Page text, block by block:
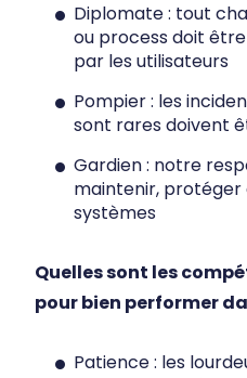
Diplomate : tout
ou process doit
par les utilisateurs
Pompier : les
sont rares doivent
Gardien : notre
maintenir,
systèmes
Quelles sont les
pour bien performer
Patience : les